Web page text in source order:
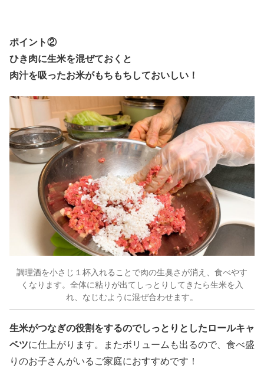
ポイント②
ひき肉に生米を混ぜておくと
肉汁を吸ったお米がもちもちしておいしい！
調理酒を小さじ１杯入れることで肉の生臭さが消え、食べやす
くなります。全体に粘りが出てしっとりしてきたら生米を入
れ、なじむように混ぜ合わせます。
生米がつなぎの役割をするのでしっとりとしたロールキャ
ベツに仕上がります。またボリュームも出るので、食べ盛
りのお子さんがいるご家庭におすすめです！